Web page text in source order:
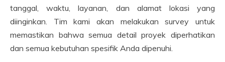
tanggal, waktu, layanan, dan alamat lokasi yang
diinginkan. Tim kami akan melakukan survey untuk
memastikan bahwa semua detail proyek diperhatikan
dan semua kebutuhan spesifik Anda dipenuhi.